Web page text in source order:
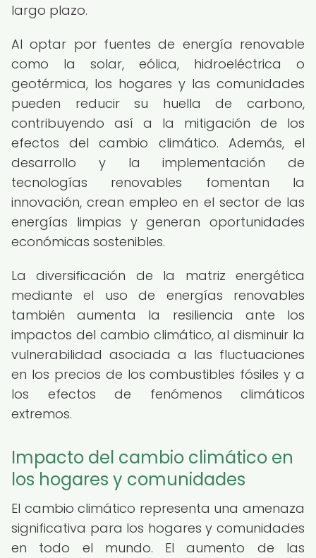
largo plazo.
Al optar por fuentes de energía renovable
como la solar, eólica, hidroeléctrica o
geotérmica, los hogares y las comunidades
pueden reducir su huella de carbono,
contribuyendo así a la mitigación de los
efectos del cambio climático. Además, el
desarrollo y la implementación de
tecnologías renovables fomentan la
innovación, crean empleo en el sector de las
energías limpias y generan oportunidades
económicas sostenibles.
La diversificación de la matriz energética
mediante el uso de energías renovables
también aumenta la resiliencia ante los
impactos del cambio climático, al disminuir la
vulnerabilidad asociada a las fluctuaciones
en los precios de los combustibles fósiles y a
los efectos de fenómenos climáticos
extremos.
Impacto del cambio climático en
los hogares y comunidades
El cambio climático representa una amenaza
significativa para los hogares y comunidades
en todo el mundo. El aumento de las